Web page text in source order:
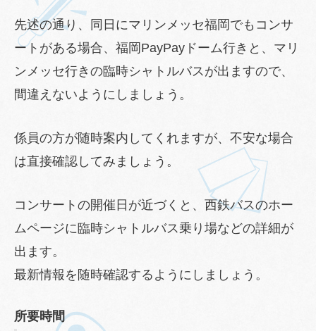
先述の通り、同日にマリンメッセ福岡でもコンサ
ートがある場合、福岡PayPayドーム行きと、マリ
ンメッセ行きの臨時シャトルバスが出ますので、
間違えないようにしましょう。
係員の方が随時案内してくれますが、不安な場合
は直接確認してみましょう。
コンサートの開催日が近づくと、西鉄バスのホー
ムページに臨時シャトルバス乗り場などの詳細が
出ます。
最新情報を随時確認するようにしましょう。
所要時間